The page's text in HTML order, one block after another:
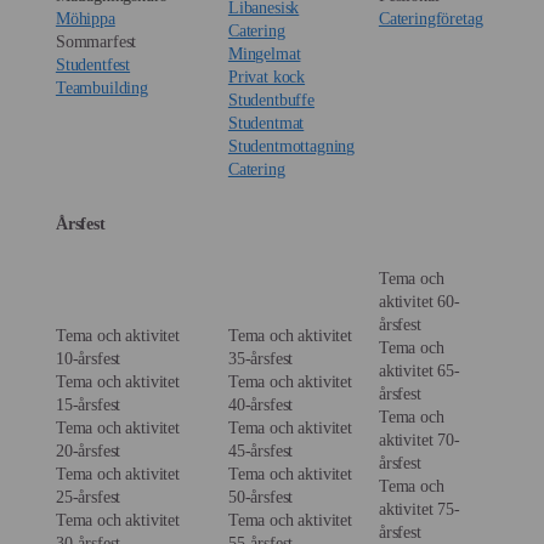
Möhippa
Sommarfest
Studentfest
Teambuilding
Libanesisk
Catering
Mingelmat
Privat kock
Studentbuffe
Studentmat
Studentmottagning
Catering
Cateringföretag
Årsfest
Tema och aktivitet
10-årsfest
Tema och aktivitet
15-årsfest
Tema och aktivitet
20-årsfest
Tema och aktivitet
25-årsfest
Tema och aktivitet
Tema och aktivitet
35-årsfest
Tema och aktivitet
40-årsfest
Tema och aktivitet
45-årsfest
Tema och aktivitet
50-årsfest
Tema och aktivitet
Tema och
aktivitet 60-
årsfest
Tema och
aktivitet 65-
årsfest
Tema och
aktivitet 70-
årsfest
Tema och
aktivitet 75-
årsfest